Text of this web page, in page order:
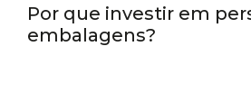
Por que investir em
embalagens?